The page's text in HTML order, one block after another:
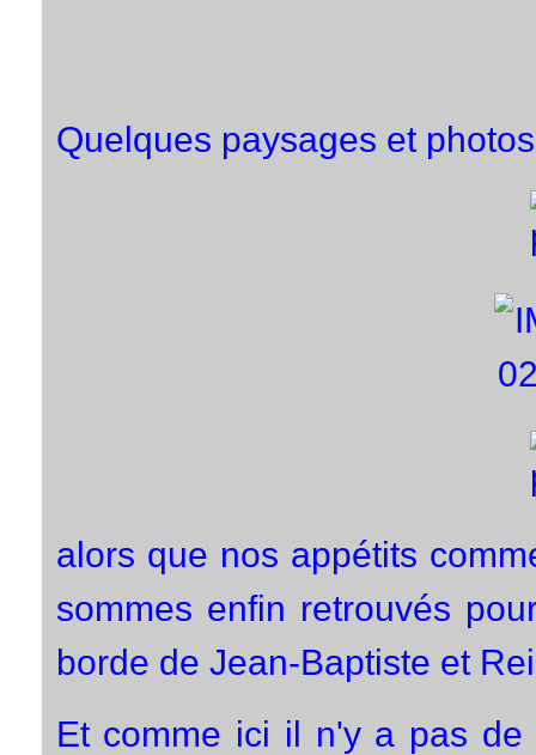
Quelques paysages et
alors que nos appétits
sommes enfin retrouvés
borde de Jean-Baptiste et
Et comme ici il n'y a pas de